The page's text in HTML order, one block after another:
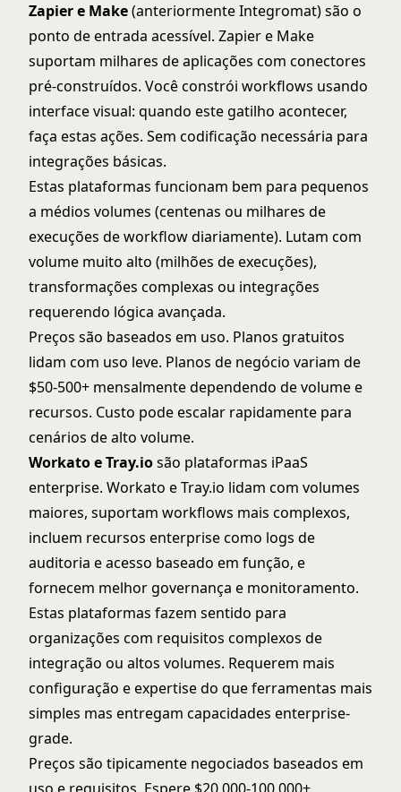
Zapier e Make(anteriormente Integromat) são o
ponto de entrada acessível. Zapiere Make
suportam milhares de aplicações com conectores
pré-construídos. Você constrói workflows usando
interface visual: quando este gatilho acontecer,
faça estas ações. Sem codificação necessária para
integrações básicas.
Estas plataformas funcionam bem para pequenos
a médios volumes (centenas ou milhares de
execuções de workflow diariamente). Lutam com
volume muito alto (milhões de execuções),
transformações complexas ou integrações
requerendo lógica avançada.
Preços são baseados em uso. Planos gratuitos
lidam com uso leve. Planos de negócio variam de
$50-500+ mensalmente dependendo de volume e
recursos. Custo pode escalar rapidamente para
cenários de alto volume.
Workato e Tray.iosão plataformas iPaaS
enterprise. Workato eTray.io lidam com volumes
maiores, suportam workflows mais complexos,
incluem recursos enterprise como logs de
auditoria e acesso baseado em função, e
fornecem melhor governança e monitoramento.
Estas plataformas fazem sentido para
organizações com requisitos complexos de
integração ou altos volumes. Requerem mais
configuração e expertise do que ferramentas mais
simples mas entregam capacidades enterprise-
grade.
Preços são tipicamente negociados baseados em